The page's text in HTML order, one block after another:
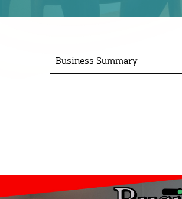
Business Summary